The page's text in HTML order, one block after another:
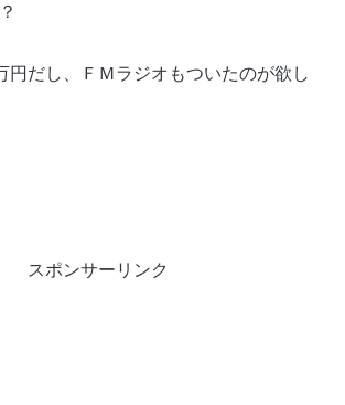
円だし、ＦＭラジオもついたのが欲し
スポンサーリンク